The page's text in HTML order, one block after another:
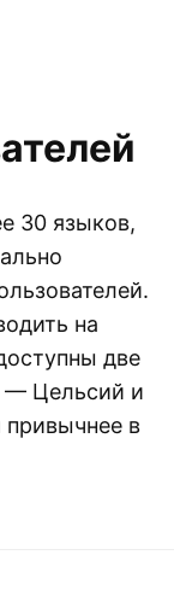
30 языков,
на
две
— Цельсий и
привычнее в